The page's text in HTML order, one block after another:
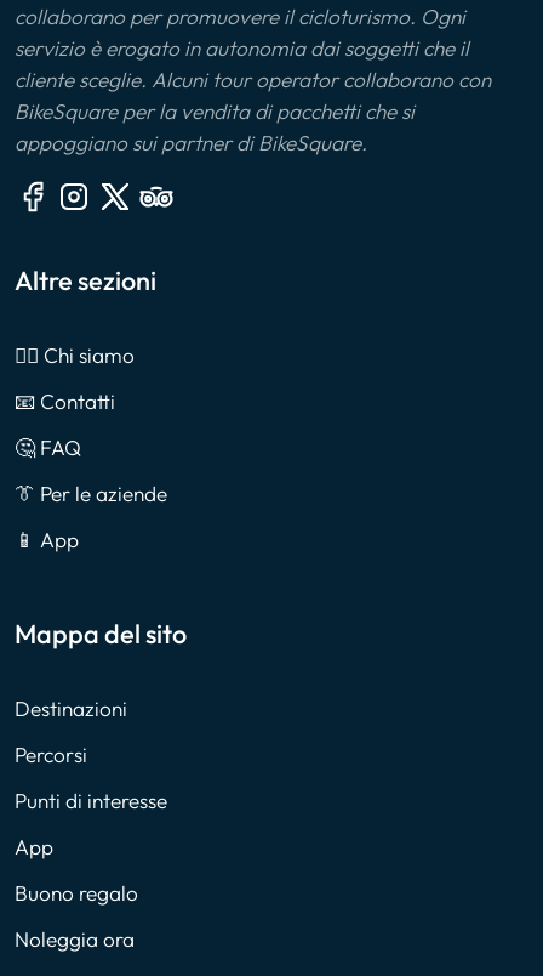
collaborano per promuovere il cicloturismo. Ogni
servizio è erogato in autonomia dai soggetti che il
cliente sceglie. Alcuni tour operator collaborano con
BikeSquare per la vendita di pacchetti che si
appoggiano sui partner di BikeSquare.
Altre sezioni
🙎‍♂️ Chi siamo
📧 Contatti
🤔 FAQ
👔 Per le aziende
📱 App
Mappa del sito
Destinazioni
Percorsi
Punti di interesse
App
Buono regalo
Noleggia ora